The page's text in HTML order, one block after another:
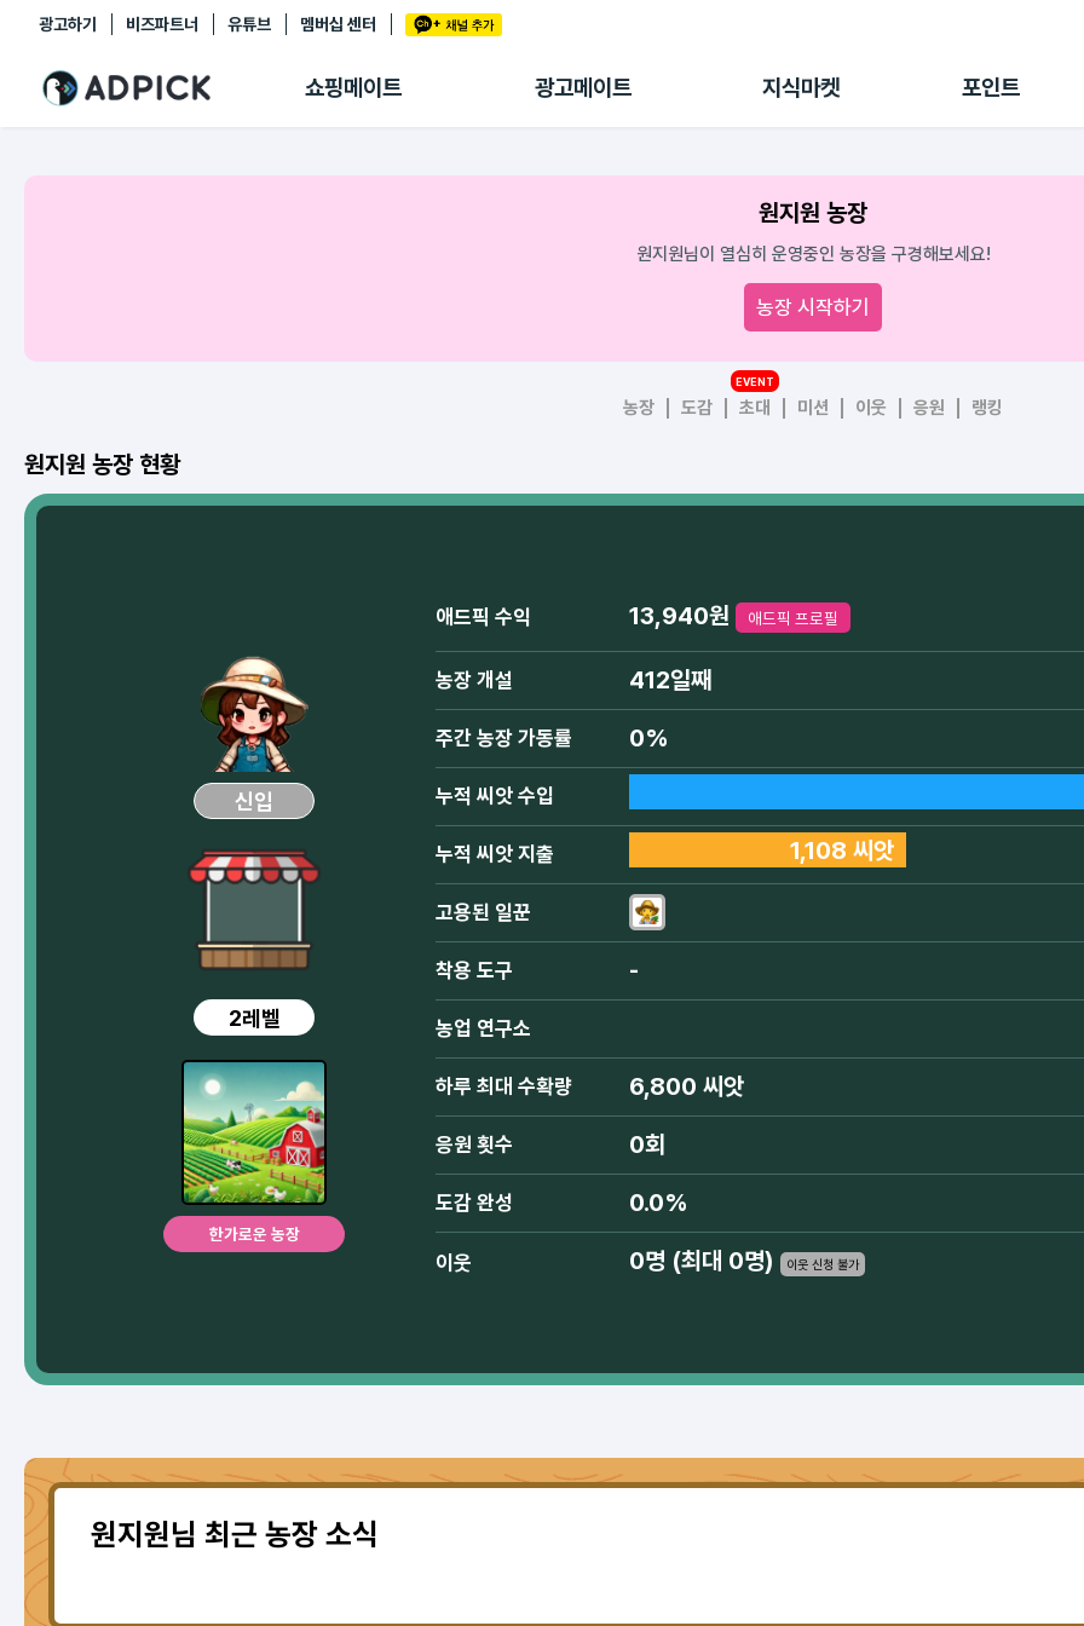
광고하기 비즈파트너 유튜브 멤버십 센터
쇼핑메이트 광고메이트 지식마켓 포인트
추천상품
쇼핑 에이전트
링크관리
광고리포트
출석 룰렛
후원
원지원 농장
원지원님이 열심히 운영중인 농장을 구경해보세요!
농장 시작하기
농장 도감 초대
EVENT
미션 이웃 응원 랭킹
원지원 농장 현황
신입
2레벨
한가로운 농장
애드픽 수익 13,940원 애드픽 프로필
농장 개설 412일째
주간 농장 가동률 0%
누적 씨앗 수입
누적 씨앗 지출 1,108 씨앗
고용된 일꾼
착용 도구 -
농업 연구소
하루 최대 수확량 6,800 씨앗
응원 횟수 0회
도감 완성 0.0%
이웃 0명 (최대 0명) 이웃 신청 불가
원지원님 최근 농장 소식